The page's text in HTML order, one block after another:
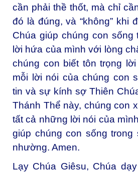
cần phải thề thốt, mà chỉ
đó là đúng, và “không” khi
Chúa giúp chúng con sống
lời hứa của mình với lòng
chúng con biết tôn trọng
mỗi lời nói của chúng con
tin và sự kính sợ Thiên
Thánh Thể này, chúng con
tất cả những lời nói của
giúp chúng con sống trong
nhường. Amen.
Lạy Chúa Giêsu, Chúa